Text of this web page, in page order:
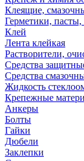
Клеящие,
Герметики,
Клей
Лента клейкая
Растворители,
Средства
Средства
Жидкость
Крепежные
Анкеры
Болты
Гайки
Дюбели
Заклепки